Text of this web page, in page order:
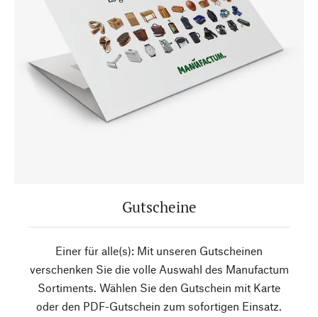
Gutscheine
Einer für alle(s): Mit unseren Gutscheinen
verschenken Sie die volle Auswahl des Manufactum
Sortiments. Wählen Sie den Gutschein mit Karte
oder den PDF-Gutschein zum sofortigen Einsatz.